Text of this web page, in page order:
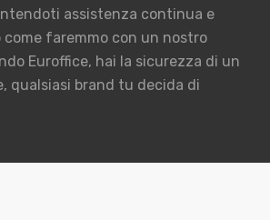
assistenza continua e
come faremmo con un nostro
Euroffice, hai la sicurezza di un
qualsiasi brand tu decida di